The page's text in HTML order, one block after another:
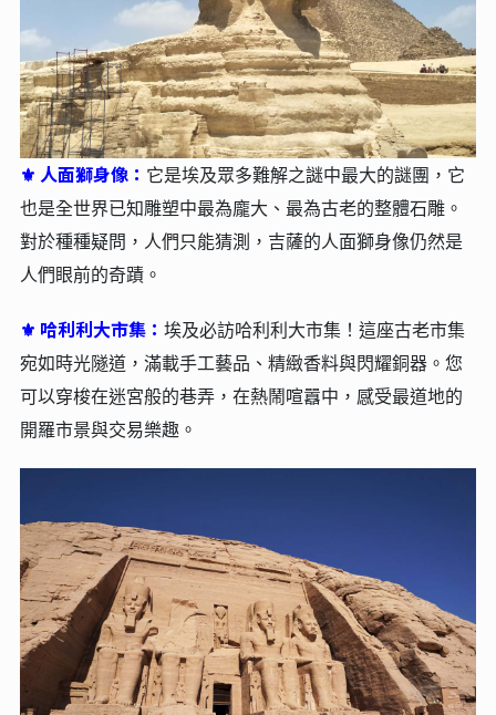
⚜ 人面獅身像： 它是埃及眾多難解之謎中最大的謎團，它
也是全世界已知雕塑中最為龐大、最為古老的整體石雕。
對於種種疑問，人們只能猜測，吉薩的人面獅身像仍然是
人們眼前的奇蹟。
⚜哈利利大市集： 埃及必訪哈利利大市集！這座古老市集
宛如時光隧道，滿載手工藝品、精緻香料與閃耀銅器。您
可以穿梭在迷宮般的巷弄，在熱鬧喧囂中，感受最道地的